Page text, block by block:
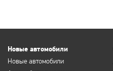
Новые автомобили
Новые автомобили